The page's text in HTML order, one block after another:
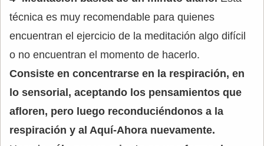
técnica es muy recomendable para quienes
encuentran el ejercicio de la meditación algo difícil
o no encuentran el momento de hacerlo.
Consiste en concentrarse en la respiración, en
lo sensorial, aceptando los pensamientos que
afloren, pero luego reconduciéndonos a la
respiración y al Aquí-Ahora nuevamente.